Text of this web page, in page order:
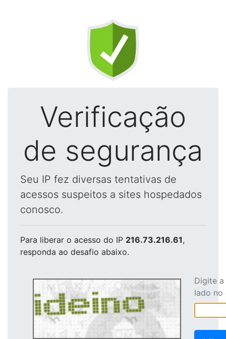
Verificação
de segurança
Seu IP fez diversas tentativas de
acessos suspeitos a sites hospedados
conosco.
Para liberar o acesso do IP 216.73.216.61,
responda ao desafio abaixo.
Digite
lado no